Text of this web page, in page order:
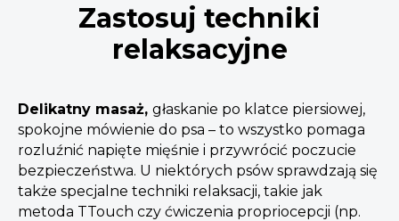
Zastosuj techniki
relaksacyjne
Delikatny masaż, głaskanie po klatce piersiowej,
spokojne mówienie do psa – to wszystko pomaga
rozluźnić napięte mięśnie i przywrócić poczucie
bezpieczeństwa. U niektórych psów sprawdzają się
także specjalne techniki relaksacji, takie jak
metoda TTouch czy ćwiczenia propriocepcji (np.